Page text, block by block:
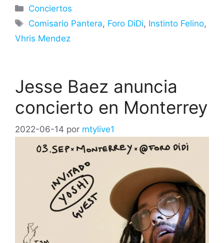
Categorías
Conciertos
Etiquetas
Comisario Pantera, Foro DiDi, Instinto Felino,
Vhris Mendez
Jesse Baez anuncia
concierto en Monterrey
2022-06-14 por mtylive1